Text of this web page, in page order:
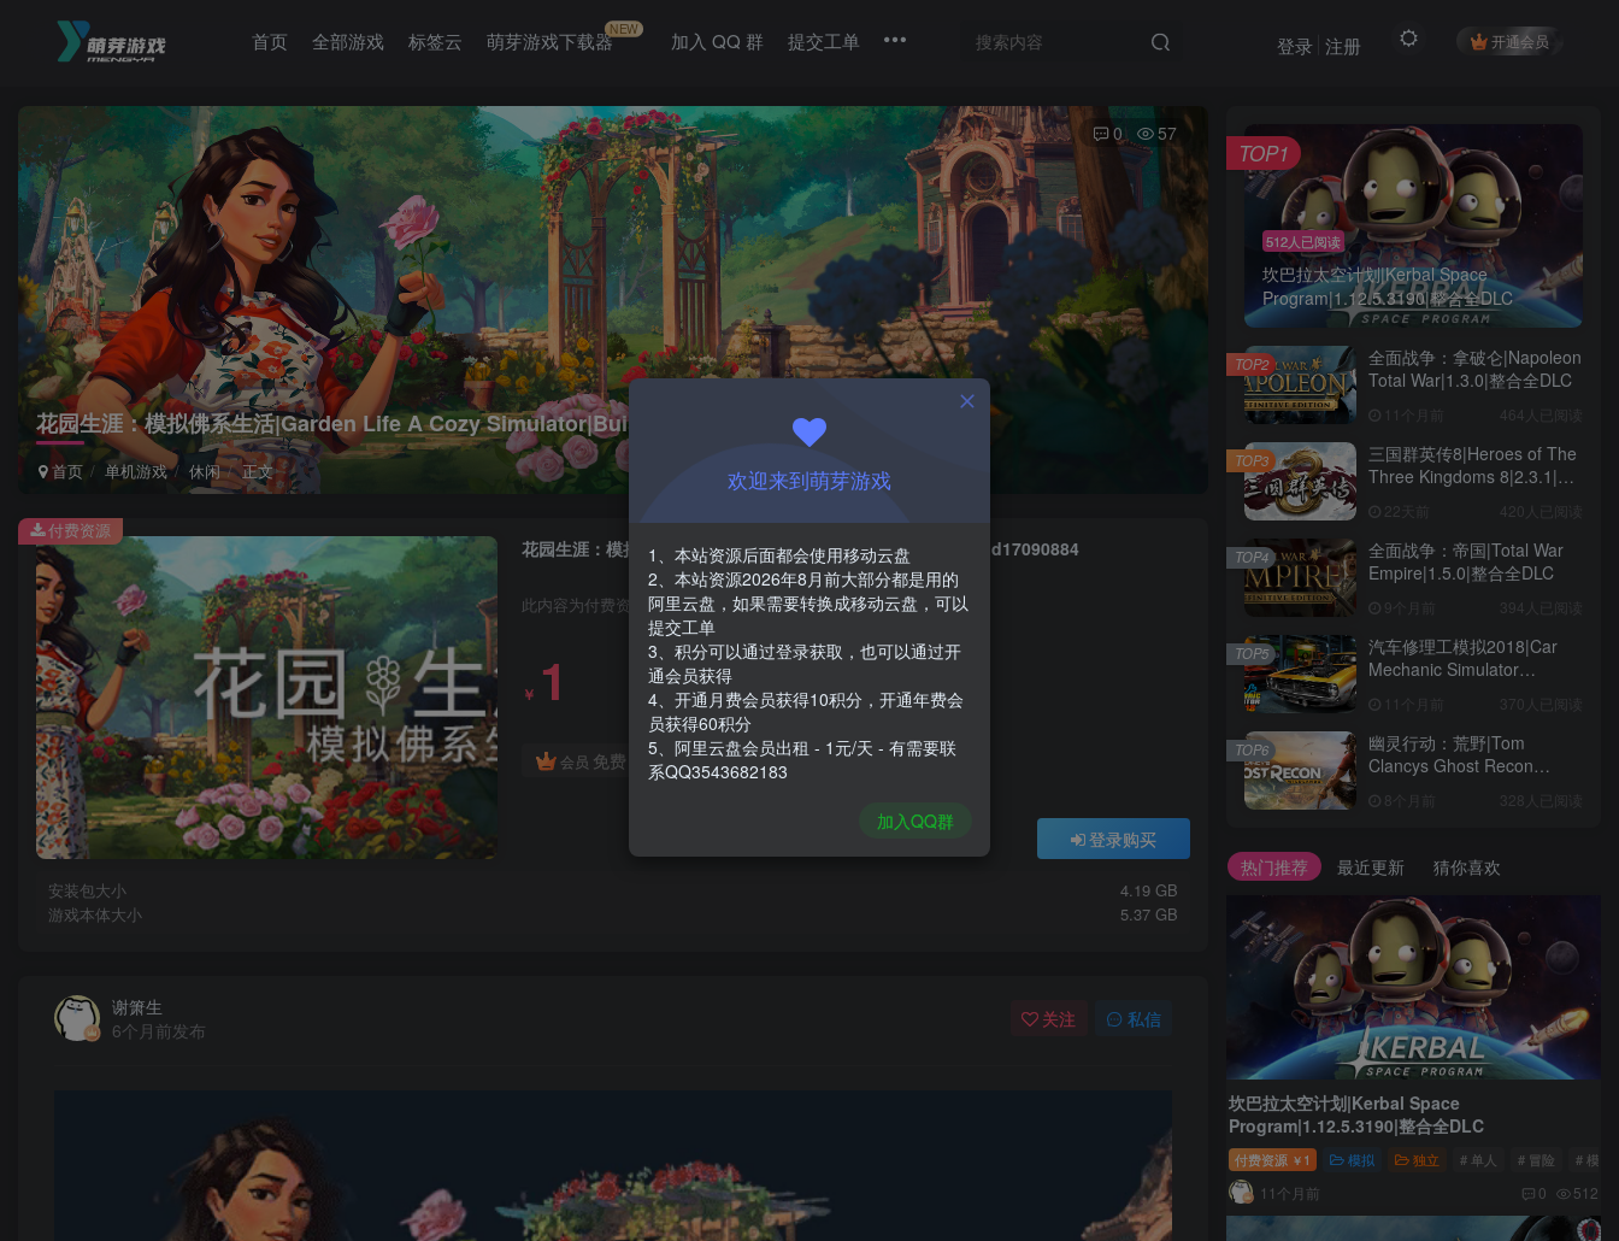
首页 全部游戏 标签云 萌芽游戏下载器NEW 加入 QQ 群 提交工单 开通会员
登录 注册
花园生涯：模拟佛系生活|Garden Life A Cozy Simulator|Build17090884
首页 单机游戏 休闲 正文
0 57
花园生涯：模拟佛系生活|Garden Life A Cozy Simulator|Build17090884
此内容为付费资源，请付费后查看
￥ 1
会员 免费
登录购买
安装包大小
4.19 GB
游戏本体大小
5.37 GB
付费资源
谢箫生
6个月前发布
关注 私信
512人已阅读
坎巴拉太空计划|Kerbal Space
Program|1.12.5.3190|整合全DLC
TOP1
全面战争：拿破仑|Napoleon
Total War|1.3.0|整合全DLC
11个月前 464人已阅读
TOP2
三国群英传8|Heroes of The
Three Kingdoms 8|2.3.1|整
22天前 420人已阅读
TOP3
全面战争：帝国|Total War
Empire|1.5.0|整合全DLC
9个月前 394人已阅读
TOP4
汽车修理工模拟2018|Car
Mechanic Simulator
11个月前 370人已阅读
TOP5
幽灵行动：荒野|Tom
Clancys Ghost Recon
DLC8个月前 328人已阅读
TOP6
热门推荐 最近更新 猜你喜欢
坎巴拉太空计划|Kerbal Space
Program|1.12.5.3190|整合全DLC
付费资源 ￥ 1 模拟 独立 # 单人 # 冒险 # 模拟
11个月前 0 512
欢迎来到萌芽游戏
1、本站资源后面都会使用移动云盘
2、本站资源2026年8月前大部分都是用的
阿里云盘，如果需要转换成移动云盘，可以
提交工单
3、积分可以通过登录获取，也可以通过开
通会员获得
4、开通月费会员获得10积分，开通年费会
员获得60积分
5、阿里云盘会员出租 - 1元/天 - 有需要联
系QQ3543682183
加入QQ群